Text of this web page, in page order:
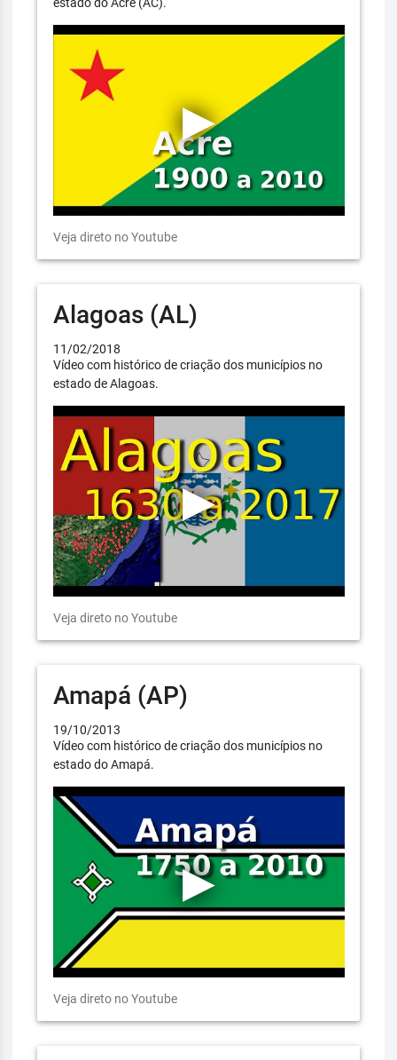
Veja direto no Youtube
Alagoas (AL)
11/02/2018
Vídeo com histórico de criação dos municípios no
estado de Alagoas.
Veja direto no Youtube
Amapá (AP)
19/10/2013
Vídeo com histórico de criação dos municípios no
estado do Amapá.
Veja direto no Youtube